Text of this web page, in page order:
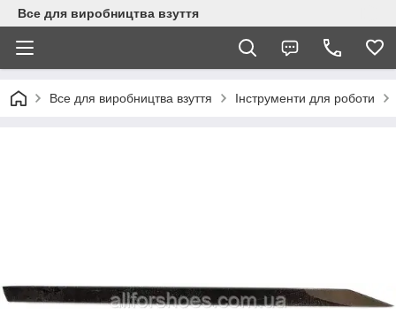
Все для виробництва взуття
Все для виробництва взуття Інструменти для роботи